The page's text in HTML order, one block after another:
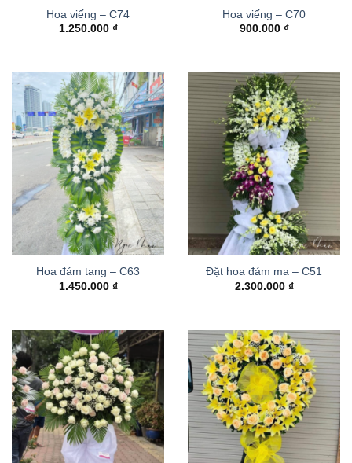
Hoa viếng – C74
1.250.000 ₫
Hoa viếng – C70
900.000 ₫
Hoa đám tang – C63
1.450.000 ₫
Đặt hoa đám ma – C51
2.300.000 ₫